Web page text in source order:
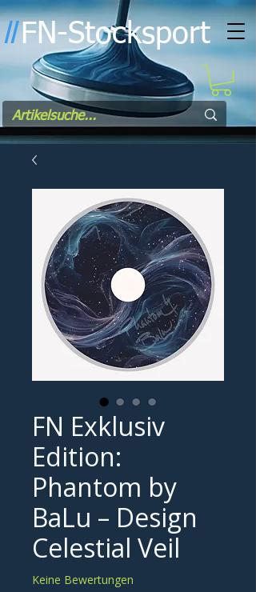
ll FN-Stocksport
FN Exklusiv
Edition:
Phantom by
BaLu – Design
Celestial Veil
Keine Bewertungen